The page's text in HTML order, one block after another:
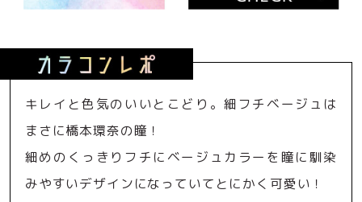
キレイと色気のいいとこどり。細フチベージュは
まさに橋本環奈の瞳！
細めのくっきりフチにベージュカラーを瞳に馴染
みやすいデザインになっていてとにかく可愛い！